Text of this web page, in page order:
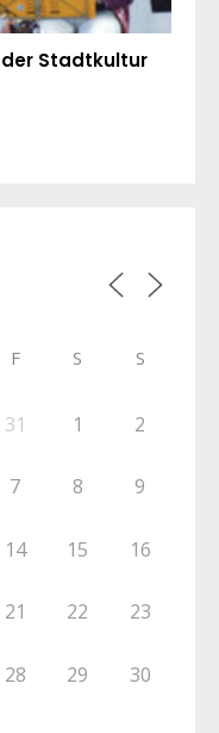
Stadtkultur
F S S
31 1 2
7 8 9
14 15 16
21 22 23
28 29 30